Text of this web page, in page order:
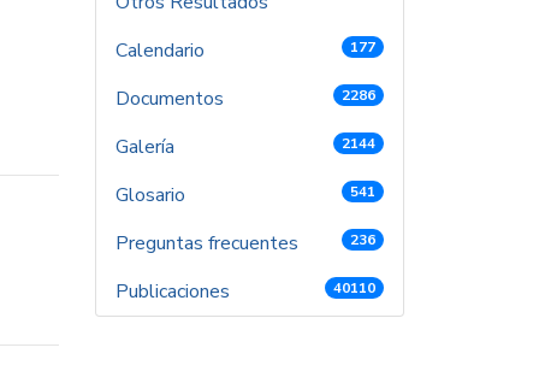
Calendario
177
Documentos 2286
Galería 2144
Glosario 541
Preguntas frecuentes 236
Publicaciones 40110